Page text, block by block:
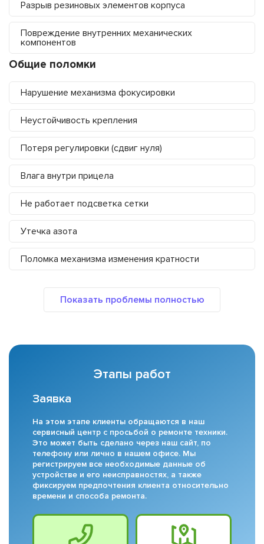
Разрыв резиновых элементов корпуса
Повреждение внутренних механических
компонентов
Общие поломки
Нарушение механизма фокусировки
Неустойчивость крепления
Потеря регулировки (сдвиг нуля)
Влага внутри прицела
Не работает подсветка сетки
Утечка азота
Поломка механизма изменения кратности
Этапы работ
Заявка
На этом этапе клиенты обращаются в наш
сервисный центр с просьбой о ремонте техники.
Это может быть сделано через наш сайт, по
телефону или лично в нашем офисе. Мы
регистрируем все необходимые данные об
устройстве и его неисправностях, а также
фиксируем предпочтения клиента относительно
времени и способа ремонта.